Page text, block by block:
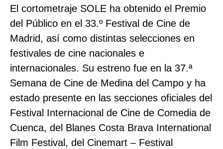
El cortometraje SOLE ha obtenido el Premio
del Público en el 33.º Festival de Cine de
Madrid, así como distintas selecciones en
festivales de cine nacionales e
internacionales. Su estreno fue en la 37.ª
Semana de Cine de Medina del Campo y ha
estado presente en las secciones oficiales del
Festival Internacional de Cine de Comedia de
Cuenca, del Blanes Costa Brava International
Film Festival, del Cinemart – Festival